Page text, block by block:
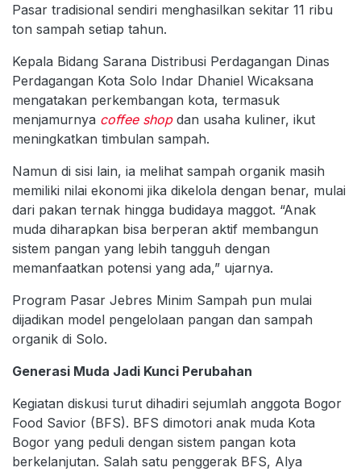
Pasar tradisional sendiri menghasilkan sekitar 11 ribu
ton sampah setiap tahun.
Kepala Bidang Sarana Distribusi Perdagangan Dinas
Perdagangan Kota Solo Indar Dhaniel Wicaksana
mengatakan perkembangan kota, termasuk
menjamurnya coffee shopdan usaha kuliner, ikut
meningkatkan timbulan sampah.
Namun di sisi lain, ia melihat sampah organik masih
memiliki nilai ekonomi jika dikelola dengan benar, mulai
dari pakan ternak hingga budidaya maggot. “Anak
muda diharapkan bisa berperan aktif membangun
sistem pangan yang lebih tangguh dengan
memanfaatkan potensi yang ada,” ujarnya.
Program Pasar Jebres Minim Sampah pun mulai
dijadikan model pengelolaan pangan dan sampah
organik di Solo.
Generasi Muda Jadi Kunci Perubahan
Kegiatan diskusi turut dihadiri sejumlah anggota Bogor
Food Savior (BFS). BFS dimotori anak muda Kota
Bogor yang peduli dengan sistem pangan kota
berkelanjutan. Salah satu penggerak BFS, Alya